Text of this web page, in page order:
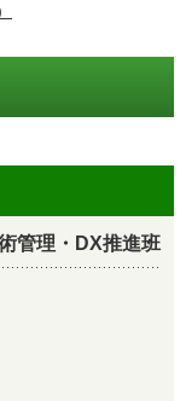
理・DX推進班